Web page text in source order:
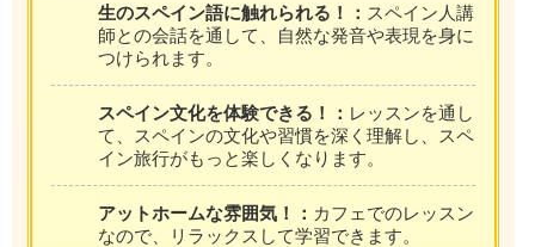
生のスペイン語に触れられる！： スペイン人講
師との会話を通して、自然な発音や表現を身に
つけられます。
スペイン文化を体験できる！： レッスンを通し
て、スペインの文化や習慣を深く理解し、スペ
イン旅行がもっと楽しくなります。
アットホームな雰囲気！： カフェでのレッスン
なので、リラックスして学習できます。